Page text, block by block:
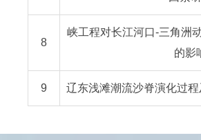
8
峡工程对长江河口-三角洲
的影
9 辽东浅滩潮流沙脊演化过